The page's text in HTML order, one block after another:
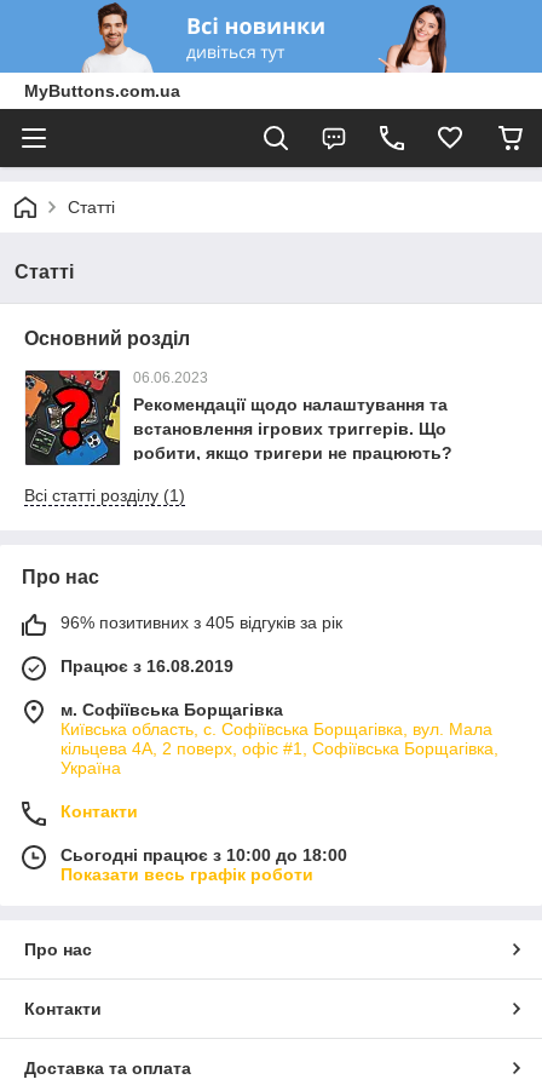
MyButtons.com.ua
Статті
Статті
Основний розділ
06.06.2023
Рекомендації щодо налаштування та
встановлення ігрових триггерів. Що
робити, якщо тригери не працюють?
Всі статті розділу (1)
Про нас
96% позитивних з 405 відгуків за рік
Працює з 16.08.2019
м. Софіївська Борщагівка
Київська область, с. Софіївська Борщагівка, вул. Мала
кільцева 4А, 2 поверх, офіс #1, Софіївська Борщагівка,
Україна
Контакти
Сьогодні працює з 10:00 до 18:00
Показати весь графік роботи
Про нас
Контакти
Доставка та оплата